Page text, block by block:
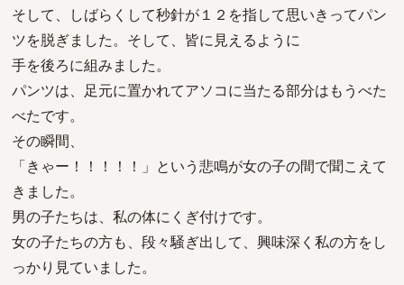
そして、しばらくして秒針が１２を指して思いきってパン
ツを脱ぎました。そして、皆に見えるように
手を後ろに組みました。
パンツは、足元に置かれてアソコに当たる部分はもうべた
べたです。
その瞬間、
「きゃー！！！！！」という悲鳴が女の子の間で聞こえて
きました。
男の子たちは、私の体にくぎ付けです。
女の子たちの方も、段々騒ぎ出して、興味深く私の方をし
っかり見ていました。